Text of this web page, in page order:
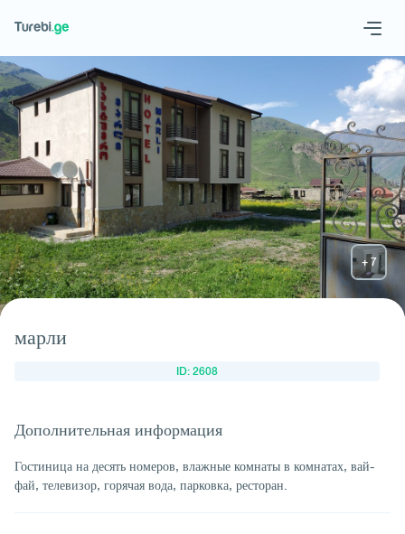
Geo Eng
Запросить отель
марли
ID: 2608
Дополнительная информация
Гостиница на десять номеров, влажные комнаты в комнатах, вай-
фай, телевизор, горячая вода, парковка, ресторан.